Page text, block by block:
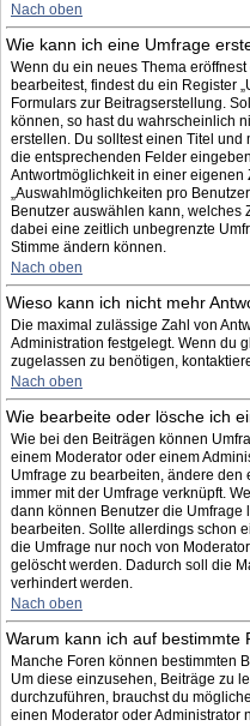
Nach oben
Wie kann ich eine Umfrage
Wenn du ein neues Thema
bearbeitest, findest du ein Register
Formulars zur Beitragserstellung.
können, so hast du wahrscheinlich
erstellen. Du solltest einen Titel und
die entsprechenden Felder
Antwortmöglichkeit in einer eigenen
„Auswahlmöglichkeiten pro
Benutzer auswählen kann, welches
dabei eine zeitlich unbegrenzte
Stimme ändern können.
Nach oben
Wieso kann ich nicht mehr
Die maximal zulässige Zahl von
Administration festgelegt. Wenn du
zugelassen zu benötigen,
Nach oben
Wie bearbeite oder lösche ich
Wie bei den Beiträgen können
einem Moderator oder einem
Umfrage zu bearbeiten, ändere den
immer mit der Umfrage verknüpft.
dann können Benutzer die Umfrage
bearbeiten. Sollte allerdings schon
die Umfrage nur noch von
gelöscht werden. Dadurch soll die
verhindert werden.
Nach oben
Warum kann ich auf bestimmte
Manche Foren können bestimmten
Um diese einzusehen, Beiträge zu
durchzuführen, brauchst du
einen Moderator oder Administrator